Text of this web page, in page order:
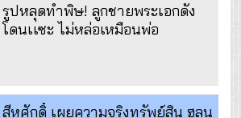
รูปหลุดทำพิษ! ลูกชายพระเอกดัง
โดนเเซะ ไม่หล่อเหมือนพ่อ
สีหศักดิ์ เผยความจริงทรัพย์สิน ฮลุน